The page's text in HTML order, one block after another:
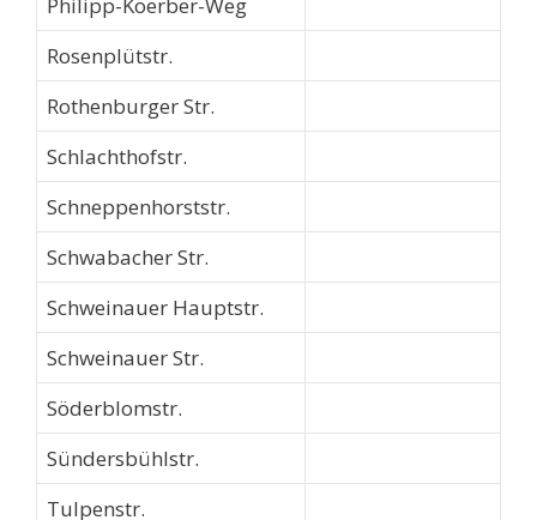
Philipp-Koerber-Weg
Rosenplütstr.
Rothenburger Str.
Schlachthofstr.
Schneppenhorststr.
Schwabacher Str.
Schweinauer Hauptstr.
Schweinauer Str.
Söderblomstr.
Sündersbühlstr.
Tulpenstr.